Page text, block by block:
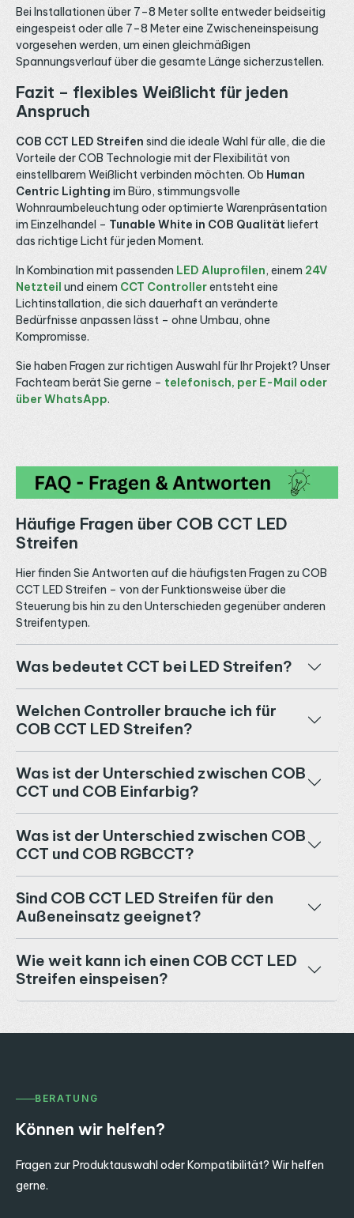
Bei Installationen über 7–8 Meter sollte entweder beidseitig
eingespeist oder alle 7–8 Meter eine Zwischeneinspeisung
vorgesehen werden, um einen gleichmäßigen
Spannungsverlauf über die gesamte Länge sicherzustellen.
Fazit – flexibles Weißlicht für jeden
Anspruch
COB CCT LED Streifen sind die ideale Wahl für alle, die die
Vorteile der COB Technologie mit der Flexibilität von
einstellbarem Weißlicht verbinden möchten. Ob Human
Centric Lighting im Büro, stimmungsvolle
Wohnraumbeleuchtung oder optimierte Warenpräsentation
im Einzelhandel – Tunable White in COB Qualität liefert
das richtige Licht für jeden Moment.
In Kombination mit passenden LED Aluprofilen, einem 24V
Netzteil und einem CCT Controllerentsteht eine
Lichtinstallation, die sich dauerhaft an veränderte
Bedürfnisse anpassen lässt – ohne Umbau, ohne
Kompromisse.
Sie haben Fragen zur richtigen Auswahl für Ihr Projekt? Unser
Fachteam berät Sie gerne – telefonisch, per E-Mail oder
über WhatsApp.
Häufige Fragen über COB CCT LED
Streifen
Hier finden Sie Antworten auf die häufigsten Fragen zu COB
CCT LED Streifen – von der Funktionsweise über die
Steuerung bis hin zu den Unterschieden gegenüber anderen
Streifentypen.
Was bedeutet CCT bei LED Streifen?
Welchen Controller brauche ich für
COB CCT LED Streifen?
Was ist der Unterschied zwischen COB
CCT und COB Einfarbig?
Was ist der Unterschied zwischen COB
CCT und COB RGBCCT?
Sind COB CCT LED Streifen für den
Außeneinsatz geeignet?
Wie weit kann ich einen COB CCT LED
Streifen einspeisen?
BERATUNG
Können wir helfen?
Fragen zur Produktauswahl oder Kompatibilität? Wir helfen
gerne.